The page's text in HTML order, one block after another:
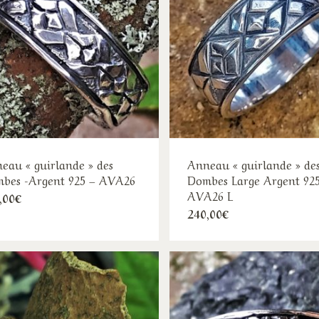
options
peuvent
être
choisies
sur
la
page
du
produit
sur
la
du
« guirlande » des
-Argent 925 – AVA26
€
plusieurs
variations.
Les
options
Anneau « guirlande » des
Dombes Large Argent
AVA26 L
240,00€
a
Les